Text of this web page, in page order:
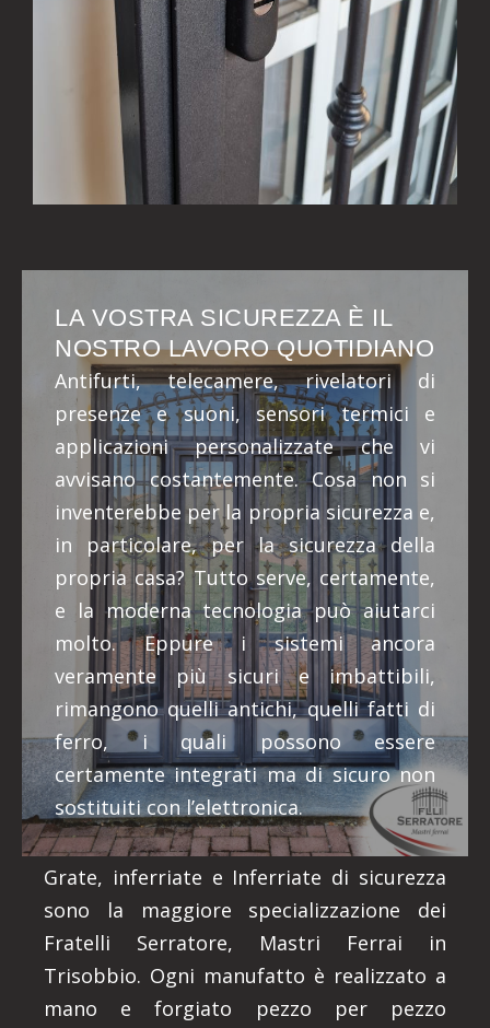
LA VOSTRA SICUREZZA È IL
NOSTRO LAVORO QUOTIDIANO
Antifurti, telecamere, rivelatori di
presenze e suoni, sensori termici e
applicazioni personalizzate che vi
avvisano costantemente. Cosa non si
inventerebbe per la propria sicurezza e,
in particolare, per la sicurezza della
propria casa? Tutto serve, certamente,
e la moderna tecnologia può aiutarci
molto. Eppure i sistemi ancora
veramente più sicuri e imbattibili,
rimangono quelli antichi, quelli fatti di
ferro, i quali possono essere
certamente integrati ma di sicuro non
sostituiti con l’elettronica.
Grate, inferriate e Inferriate di sicurezza
sono la maggiore specializzazione dei
Fratelli Serratore, Mastri Ferrai in
Trisobbio. Ogni manufatto è realizzato a
mano e forgiato pezzo per pezzo